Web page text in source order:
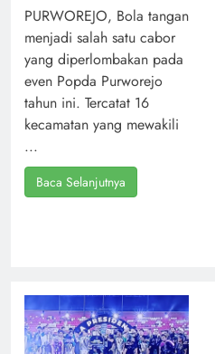
PURWOREJO, Bola tangan
menjadi salah satu cabor
yang diperlombakan pada
even Popda Purworejo
tahun ini. Tercatat 16
kecamatan yang mewakili
...
Baca Selanjutnya